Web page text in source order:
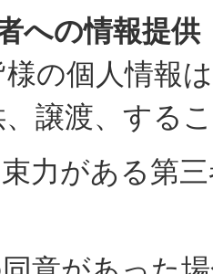
への情報提供
の個人情報
、譲渡、する
力がある第